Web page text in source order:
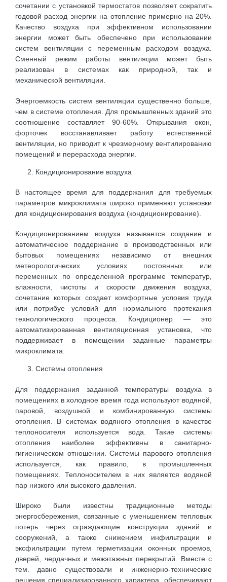
сочетании с установкой термостатов позволяет сократить
годовой расход энергии на отопление примерно на 20%.
Качество воздуха при эффективном использовании
энергии может быть обеспечено при использовании
систем вентиляции с переменным расходом воздуха.
Сменный режим работы вентиляции может быть
реализован в системах как природной, так и
механической вентиляции.
Энергоемкость систем вентиляции существенно больше,
чем в системе отопления. Для промышленных зданий это
соотношение составляет 90-60%. Открывания окон,
форточек восстанавливает работу естественной
вентиляции, но приводит к чрезмерному вентилированию
помещений и перерасхода энергии.
Кондиционирование воздуха
В настоящее время для поддержания для требуемых
параметров микроклимата широко применяют установки
для кондиционирования воздуха (кондиционирование).
Кондиционированием воздуха называется создание и
автоматическое поддержание в производственных или
бытовых помещениях независимо от внешних
метеорологических условиях постоянных или
переменных по определенной программе температур,
влажности, чистоты и скорости движения воздуха,
сочетание которых создает комфортные условия труда
или потрибуе условий для нормального протекания
технологического процесса. Кондиционер — это
автоматизированная вентиляционная установка, что
поддерживает в помещении заданные параметры
микроклимата.
Системы отопления
Для поддержания заданной температуры воздуха в
помещениях в холодное время года используют водяной,
паровой, воздушной и комбинированную системы
отопления. В системах водяного отопления в качестве
теплоносителя используется вода. Такие системы
отопления наиболее эффективны в санитарно-
гигиеническом отношении. Системы парового отопления
используется, как правило, в промышленных
помещениях. Теплоносителем в них является водяной
пар низкого или высокого давления.
Широко были известны традиционные методы
энергосбережения, связанные с уменьшением тепловых
потерь через ограждающие конструкции зданий и
сооружений, а также снижением инфильтрации и
эксфильтрации путем герметизации оконных проемов,
дверей, чердачных и межэтажных перекрытий. Вместе с
тем. давно существовали и инженерно-технические
решения специализированного характера, обеспечивают